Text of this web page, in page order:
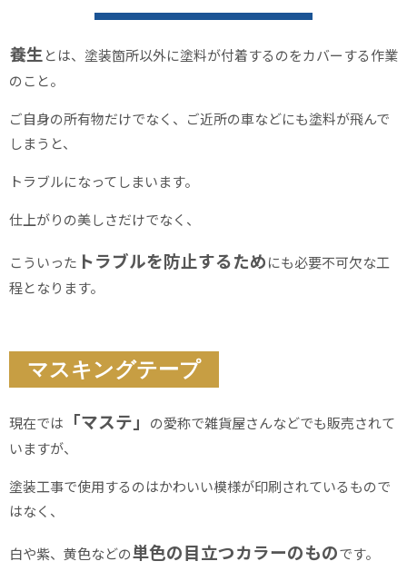
養生 とは、塗装箇所以外に塗料が付着するのをカバーする作業
のこと。
ご自身の所有物だけでなく、ご近所の車などにも塗料が飛んで
しまうと、
トラブルになってしまいます。
仕上がりの美しさだけでなく、
こういった トラブルを防止するためにも必要不可欠な工
程となります。
マスキングテープ
現在では 「マステ」
の愛称で雑貨屋さんなどでも販売されて
いますが、
塗装工事で使用するのはかわいい模様が印刷されているもので
はなく、
白や紫、黄色などの単色の目立つカラーのものです。